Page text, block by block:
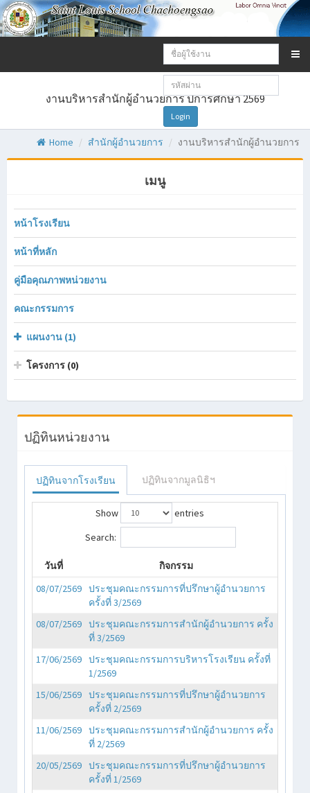
Email
address:
Password:
Login
งานบริหารสำนักผู้อำนวยการ ปีการศึกษา 2569
Home สำนักผู้อำนวยการ งานบริหารสำนักผู้อำนวยการ
เมนู
หน้าโรงเรียน
หน้าที่หลัก
คู่มือคุณภาพหน่วยงาน
คณะกรรมการ
แผนงาน (1)
โครงการ (0)
ปฏิทินหน่วยงาน
ปฏิทินจากโรงเรียน ปฏิทินจากมูลนิธิฯ
Show
entries
Search:
วันที่
กิจกรรม
08/07/2569 ประชุมคณะกรรมการที่ปรึกษาผู้อำนวยการ
ครั้งที่ 3/2569
08/07/2569 ประชุมคณะกรรมการสำนักผู้อำนวยการ ครั้ง
ที่ 3/2569
17/06/2569 ประชุมคณะกรรมการบริหารโรงเรียน ครั้งที่
1/2569
15/06/2569 ประชุมคณะกรรมการที่ปรึกษาผู้อำนวยการ
ครั้งที่ 2/2569
11/06/2569 ประชุมคณะกรรมการสำนักผู้อำนวยการ ครั้ง
ที่ 2/2569
20/05/2569 ประชุมคณะกรรมการที่ปรึกษาผู้อำนวยการ
ครั้งที่ 1/2569